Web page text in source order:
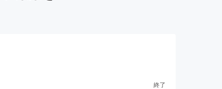
終了